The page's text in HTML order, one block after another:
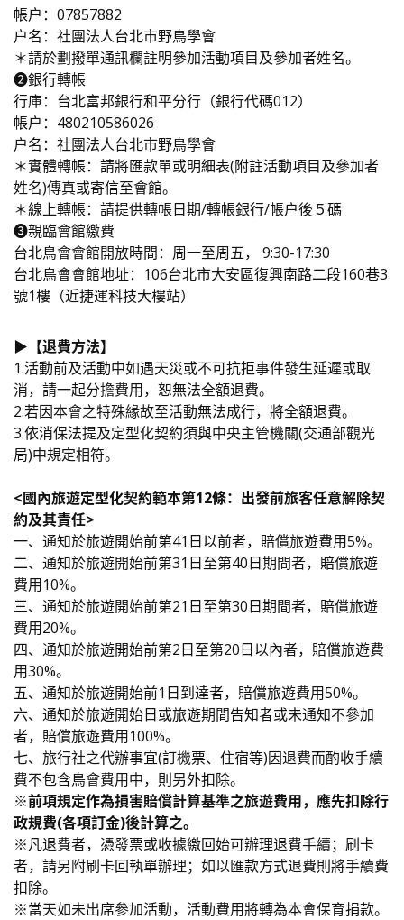
帳戶：07857882
戶名：社團法人台北市野鳥學會
＊請於劃撥單通訊欄註明參加活動項目及參加者姓名。
➋銀行轉帳
行庫：台北富邦銀行和平分行（銀行代碼012）
帳戶：480210586026
戶名：社團法人台北市野鳥學會
＊實體轉帳：請將匯款單或明細表(附註活動項目及參加者
姓名)傳真或寄信至會館。
＊線上轉帳：請提供轉帳日期/轉帳銀行/帳戶後５碼
➌親臨會館繳費
台北鳥會會館開放時間：周一至周五， 9:30-17:30
台北鳥會會館地址：106台北市大安區復興南路二段160巷3
號1樓（近捷運科技大樓站）
▶️【退費方法】
1.活動前及活動中如遇天災或不可抗拒事件發生延遲或取
消，請一起分擔費用，恕無法全額退費。
2.若因本會之特殊緣故至活動無法成行，將全額退費。
3.依消保法提及定型化契約須與中央主管機關(交通部觀光
局)中規定相符。
<國內旅遊定型化契約範本第12條：出發前旅客任意解除契
約及其責任>
一、通知於旅遊開始前第41日以前者，賠償旅遊費用5%。
二、通知於旅遊開始前第31日至第40日期間者，賠償旅遊
費用10%。
三、通知於旅遊開始前第21日至第30日期間者，賠償旅遊
費用20%。
四、通知於旅遊開始前第2日至第20日以內者，賠償旅遊費
用30%。
五、通知於旅遊開始前1日到達者，賠償旅遊費用50%。
六、通知於旅遊開始日或旅遊期間告知者或未通知不參加
者，賠償旅遊費用100%。
七、旅行社之代辦事宜(訂機票、住宿等)因退費而酌收手續
費不包含鳥會費用中，則另外扣除。
※前項規定作為損害賠償計算基準之旅遊費用，應先扣除行
政規費(各項訂金)後計算之。
※凡退費者，憑發票或收據繳回始可辦理退費手續；刷卡
者，請另附刷卡回執單辦理；如以匯款方式退費則將手續費
扣除。
※當天如未出席參加活動，活動費用將轉為本會保育捐款。